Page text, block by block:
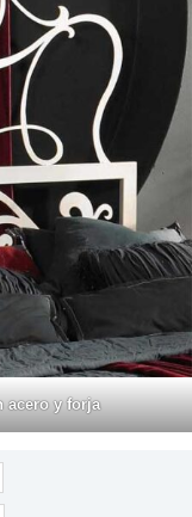
acero y forja